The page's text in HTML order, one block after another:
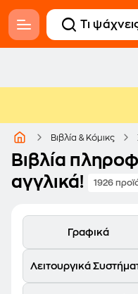
Βιβλία & Κόμικς
Βιβλία
αγγλικά!
1926
Γραφικά
Λειτουργικά